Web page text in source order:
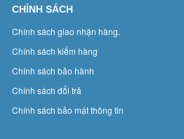
CHÍNH SÁCH
Chính sách giao nhận hàng.
Chính sách kiểm hàng
Chính sách bảo hành
Chính sách đổi trả
Chính sách bảo mật thông tin